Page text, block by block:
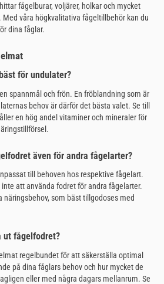
fågelburar, voljärer, holkar och mycket
våra högkvalitativa fågeltillbehör kan du
dina fåglar.
för undulater?
spannmål och frön. En fröblandning som är
behov är därför det bästa valet. Se till
en hög andel vitaminer och mineraler för
även för andra fågelarter?
till behoven hos respektive fågelart.
att använda fodret för andra fågelarter.
näringsbehov, som bäst tillgodoses med
ut fågelfodret?
regelbundet för att säkerställa optimal
på dina fåglars behov och hur mycket de
eller med några dagars mellanrum. Se